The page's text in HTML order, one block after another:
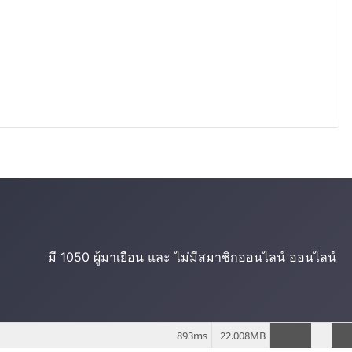
มี 1050 ผู้มาเยือน และ ไม่มีสมาชิกออนไลน์ ออนไลน์
22.008MB
893ms